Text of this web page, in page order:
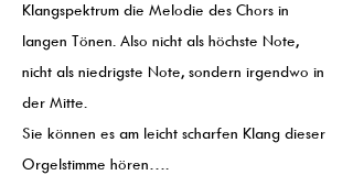
Klangspektrum die Melodie des Chors in
langen Tönen. Also nicht als höchste Note,
nicht als niedrigste Note, sondern irgendwo in
der Mitte.
Sie können es am leicht scharfen Klang dieser
Orgelstimme hören….